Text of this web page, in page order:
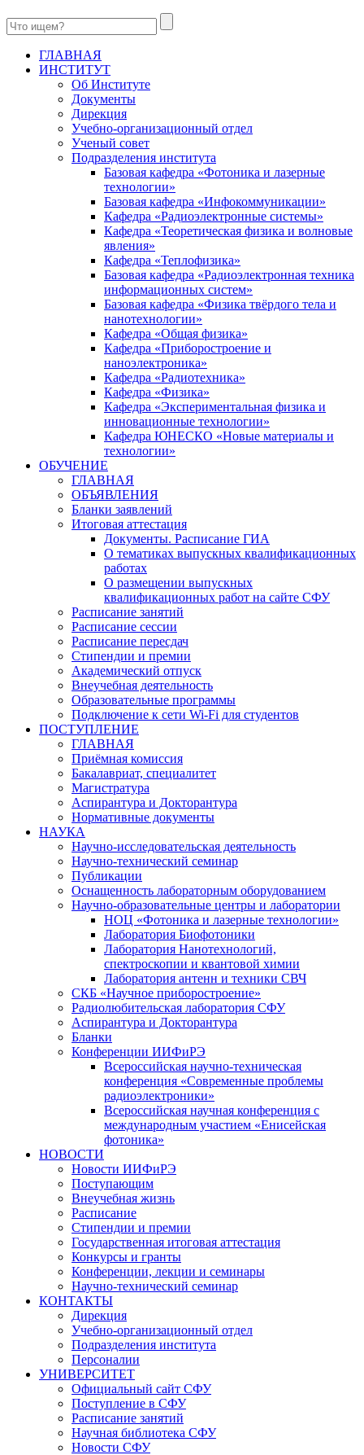
ГЛАВНАЯ
ИНСТИТУТ
Об Институте
Документы
Дирекция
Учебно-организационный отдел
Ученый совет
Подразделения института
Базовая кафедра «Фотоника и лазерные
технологии»
Базовая кафедра «Инфокоммуникации»
Кафедра «Радиоэлектронные системы»
Кафедра «Теоретическая физика и волновые
явления»
Кафедра «Теплофизика»
Базовая кафедра «Радиоэлектронная техника
информационных систем»
Базовая кафедра «Физика твёрдого тела и
нанотехнологии»
Кафедра «Общая физика»
Кафедра «Приборостроение и
наноэлектроника»
Кафедра «Радиотехника»
Кафедра «Физика»
Кафедра «Экспериментальная физика и
инновационные технологии»
Кафедра ЮНЕСКО «Новые материалы и
технологии»
ОБУЧЕНИЕ
ГЛАВНАЯ
ОБЪЯВЛЕНИЯ
Бланки заявлений
Итоговая аттестация
Документы. Расписание ГИА
О тематиках выпускных квалификационных
работах
О размещении выпускных
квалификационных работ на сайте СФУ
Расписание занятий
Расписание сессии
Расписание пересдач
Стипендии и премии
Академический отпуск
Внеучебная деятельность
Образовательные программы
Подключение к сети Wi-Fi для студентов
ПОСТУПЛЕНИЕ
ГЛАВНАЯ
Приёмная комиссия
Бакалавриат, специалитет
Магистратура
Аспирантура и Докторантура
Нормативные документы
НАУКА
Научно-исследовательская деятельность
Научно-технический семинар
Публикации
Оснащенность лабораторным оборудованием
Научно-образовательные центры и лаборатории
НОЦ «Фотоника и лазерные технологии»
Лаборатория Биофотоники
Лаборатория Нанотехнологий,
спектроскопии и квантовой химии
Лаборатория антенн и техники СВЧ
СКБ «Научное приборостроение»
Радиолюбительская лаборатория СФУ
Аспирантура и Докторантура
Бланки
Конференции ИИФиРЭ
Всероссийская научно-техническая
конференция «Современные проблемы
радиоэлектроники»
Всероссийская научная конференция с
международным участием «Енисейская
фотоника»
НОВОСТИ
Новости ИИФиРЭ
Поступающим
Внеучебная жизнь
Расписание
Стипендии и премии
Государственная итоговая аттестация
Конкурсы и гранты
Конференции, лекции и семинары
Научно-технический семинар
КОНТАКТЫ
Дирекция
Учебно-организационный отдел
Подразделения института
Персоналии
УНИВЕРСИТЕТ
Официальный сайт СФУ
Поступление в СФУ
Расписание занятий
Научная библиотека СФУ
Новости СФУ